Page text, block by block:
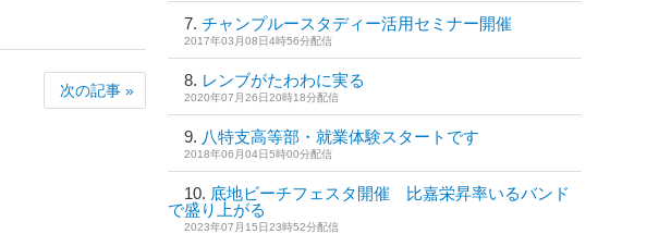
次の記事 »
チャンプルースタディー活用セミナー開催
2017年03月08日4時56分配信
レンブがたわわに実る
2020年07月26日20時18分配信
八特支高等部・就業体験スタートです
2018年06月04日5時00分配信
底地ビーチフェスタ開催 比嘉栄昇率いるバンド
で盛り上がる
2023年07月15日23時52分配信